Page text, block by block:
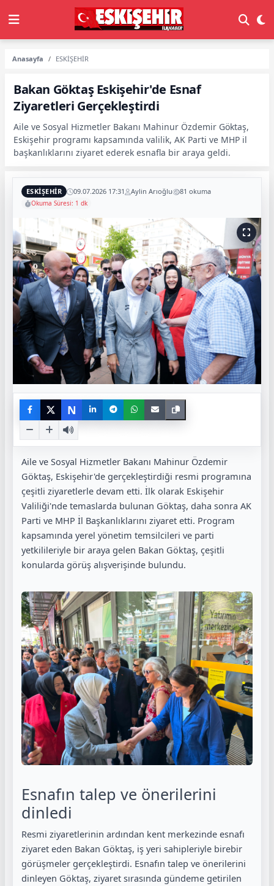
Anasayfa ESKİŞEHİR
Bakan Göktaş Eskişehir'de Esnaf
Ziyaretleri Gerçekleştirdi
Aile ve Sosyal Hizmetler Bakanı Mahinur Özdemir Göktaş,
Eskişehir programı kapsamında valilik, AK Parti ve MHP il
başkanlıklarını ziyaret ederek esnafla bir araya geldi.
ESKİŞEHİR 09.07.2026 17:31 Aylin Arıoğlu 81 okuma
Okuma Süresi: 1 dk
N
Aile ve Sosyal Hizmetler Bakanı Mahinur Özdemir
Göktaş, Eskişehir'de gerçekleştirdiği resmi programına
çeşitli ziyaretlerle devam etti. İlk olarak Eskişehir
Valiliği'nde temaslarda bulunan Göktaş, daha sonra AK
Parti ve MHP İl Başkanlıklarını ziyaret etti. Program
kapsamında yerel yönetim temsilcileri ve parti
yetkilileriyle bir araya gelen Bakan Göktaş, çeşitli
konularda görüş alışverişinde bulundu.
Esnafın talep ve önerilerini
dinledi
Resmi ziyaretlerinin ardından kent merkezinde esnafı
ziyaret eden Bakan Göktaş, iş yeri sahipleriyle birebir
görüşmeler gerçekleştirdi. Esnafın talep ve önerilerini
dinleyen Göktaş, ziyaret sırasında gündeme getirilen